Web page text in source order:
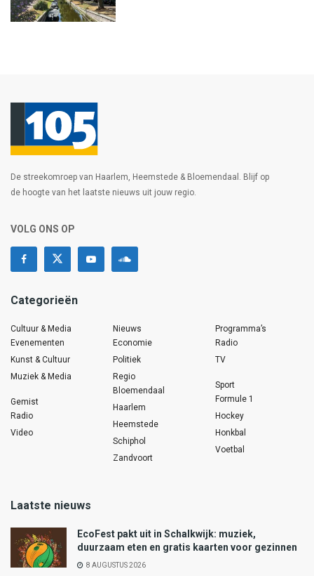
De streekomroep van Haarlem, Heemstede & Bloemendaal. Blijf op
de hoogte van het laatste nieuws uit jouw regio.
VOLG ONS OP
Categorieën
Cultuur & Media
Evenementen
Kunst & Cultuur
Muziek & Media
Gemist
Radio
Video
Nieuws
Economie
Politiek
Regio
Bloemendaal
Haarlem
Heemstede
Schiphol
Zandvoort
Programma’s
Radio
TV
Sport
Formule 1
Hockey
Honkbal
Voetbal
Laatste nieuws
EcoFest pakt uit in Schalkwijk: muziek,
duurzaam eten en gratis kaarten voor gezinnen
8 AUGUSTUS 2026